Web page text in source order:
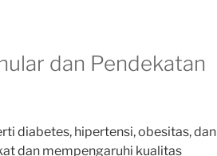
dan Pendekatan
diabetes, hipertensi, obesitas, dan
dan mempengaruhi kualitas